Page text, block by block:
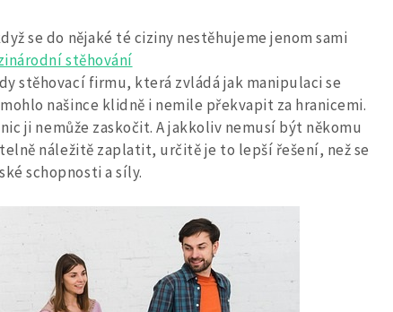
se do nějaké té ciziny nestěhujeme jenom sami
stěhování
stěhovací firmu, která zvládá jak manipulaci se
našince klidně i nemile překvapit za hranicemi.
ji nemůže zaskočit. A jakkoliv nemusí být někomu
náležitě zaplatit, určitě je to lepší řešení, než se
schopnosti a síly.